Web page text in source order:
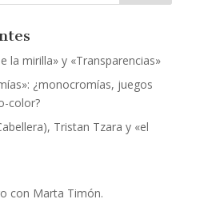
la mirilla» y «Transparencias»
¿monocromías, juegos
color?
Tristan Tzara y «el
con Marta Timón.